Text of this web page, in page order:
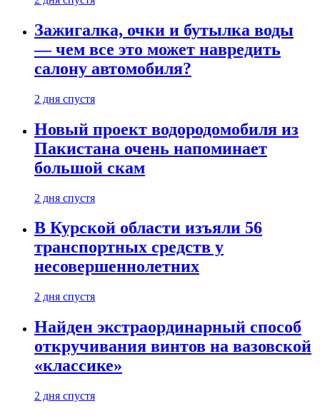
Зажигалка, очки и бутылка воды
— чем все это может навредить
салону автомобиля?
2 дня спустя
Новый проект водородомобиля из
Пакистана очень напоминает
большой скам
2 дня спустя
В Курской области изъяли 56
транспортных средств у
несовершеннолетних
2 дня спустя
Найден экстраординарный способ
откручивания винтов на вазовской
«классике»
2 дня спустя